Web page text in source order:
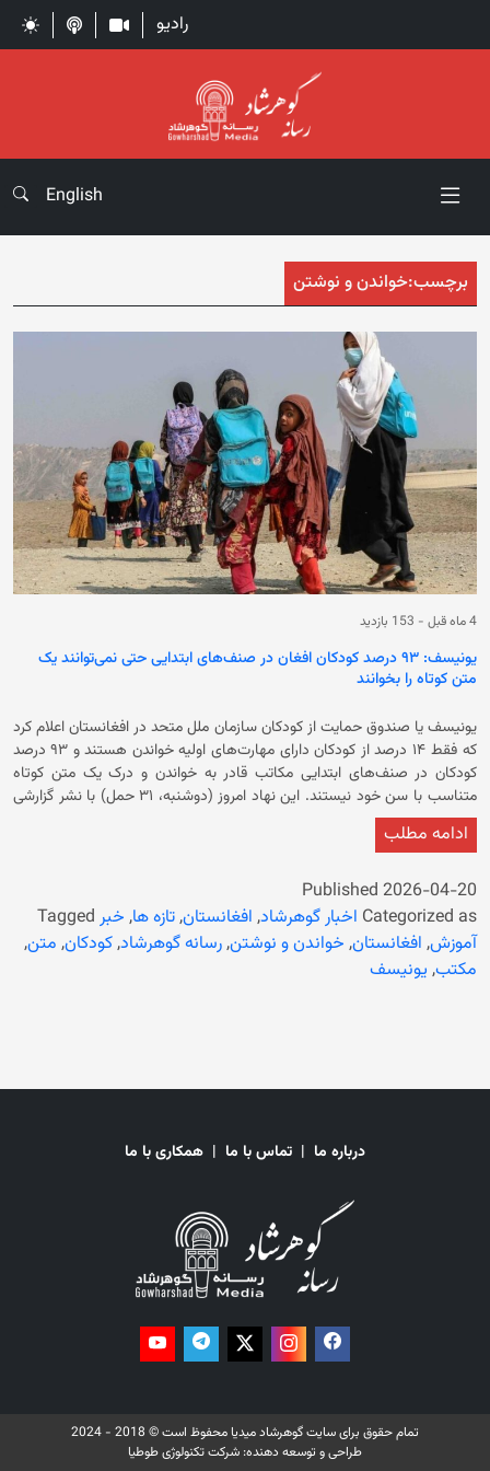
رادیو
English
برچسب:خواندن و نوشتن
4 ماه قبل - 153 بازدید
یونیسف: ۹۳ درصد کودکان افغان در صنف‌های ابتدایی حتی نمی‌توانند یک
متن کوتاه را بخوانند
یونیسف یا صندوق حمایت از کودکان سازمان ملل متحد در افغانستان اعلام کرد
که فقط ۱۴ درصد از کودکان دارای مهارت‌های اولیه خواندن هستند و ۹۳ درصد
کودکان در صنف‌های ابتدایی مکاتب قادر به خواندن و درک یک متن کوتاه
متناسب با سن خود نیستند. اين نهاد امروز (دوشنبه، ۳۱ حمل) با نشر گزارشی
مکتب محروم هستند و ادامه‌ی این محدودیت‌ها علیه دختران بالاتر از صنف
نظام آموزشی افغانستان با دشواری‌های گسترده‌ای روبروست و میلیون‌ها کودک
به‌ویژه دختران از مکتب بازمانده‌اند. در گزارش هشدار داده شده است که
ادامه آمده است که در سطح ابتدایی، ۵۳ درصد از کودکان از مکتب بازمانده‌اند،
را تجربه می‌کنند. در گزارش یونیسف آمده است که ۹۰ درصد کودکان در
فیصد بزرگسالان، بیش از ۱۰.۶ میلیون تن در افغانستان در فقر چندبعدی زندگی
جهان برای نوزاد، کودک و مادران است و بسیاری از خانواده‌ها به مراکز صحی
دسترسی ندارند و تعداد زیادی از کودکان به خاطر بیماری‌های قابل درمان، جان
خود را از دست می‌دهند. یونیسف می‌گوید که افغانستان یکی از بالاترین
ادامه مطلب
Published 2026-04-20
Categorized as اخبار گوهرشاد, افغانستان,تازه ها, خبر Tagged
آموزش, افغانستان, خواندن و نوشتن,رسانه گوهرشاد,کودکان, متن,
مکتب, یونیسف
درباره ما | تماس با ما | همکاری با ما
تمام حقوق برای سایت گوهرشاد میدیا محفوظ است © 2018 - 2024
طراحی و توسعه دهنده: شرکت تکنولوژی طوطیا